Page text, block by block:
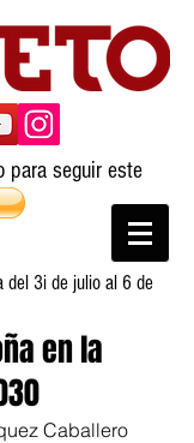
para seguir este
del 3i de julio al 6 de
en la
Caballero